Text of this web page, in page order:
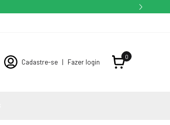
Cadastre-se | Fazer login
0